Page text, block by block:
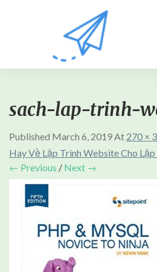
sach-lap-trinh-
Published March 6, 2019At 270 ×
Hay Về Lập Trình Website Cho
← Previous / Next →